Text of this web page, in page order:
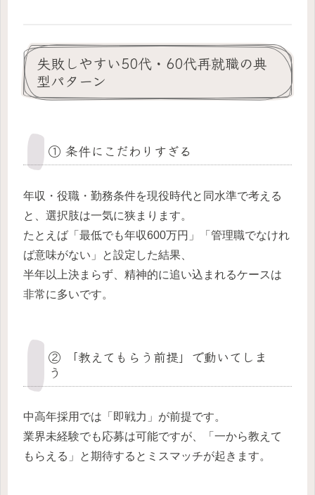
失敗しやすい50代・60代再就職の典
型パターン
① 条件にこだわりすぎる
年収・役職・勤務条件を現役時代と同水準で考える
と、選択肢は一気に狭まります。
たとえば「最低でも年収600万円」「管理職でなけれ
ば意味がない」と設定した結果、
半年以上決まらず、精神的に追い込まれるケースは
非常に多いです。
② 「教えてもらう前提」で動いてしま
う
中高年採用では「即戦力」が前提です。
業界未経験でも応募は可能ですが、「一から教えて
もらえる」と期待するとミスマッチが起きます。